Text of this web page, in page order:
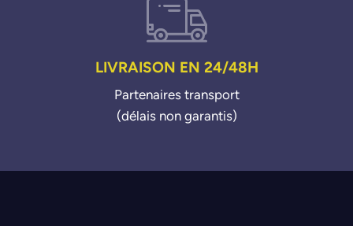
LIVRAISON EN 24/48H
Partenaires transport
(délais non garantis)